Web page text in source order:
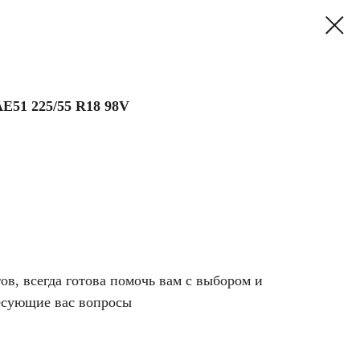
225/55 R18 98V
всегда готова помочь вам с выбором и
вас вопросы